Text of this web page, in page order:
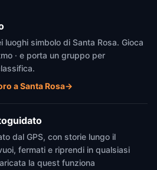
luoghi simbolo di Santa Rosa. Gioca
· e porta un gruppo per
a Santa Rosa→
dal GPS, con storie lungo il
fermati e riprendi in qualsiasi
la quest funziona